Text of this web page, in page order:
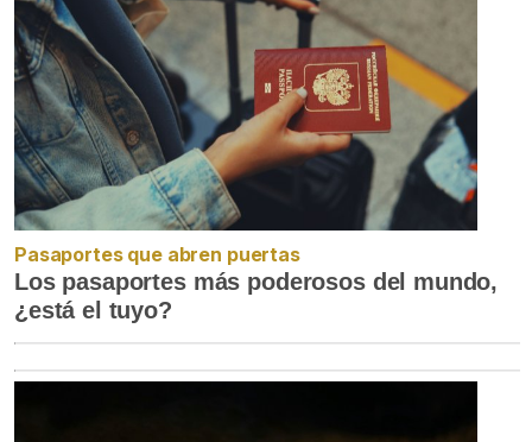
Pasaportes que abren puertas
Los pasaportes más poderosos del mundo,
¿está el tuyo?